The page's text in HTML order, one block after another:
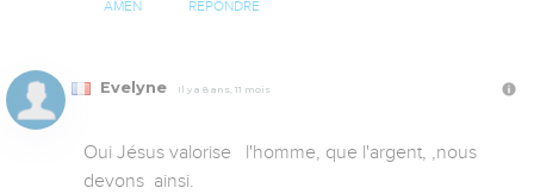
AMEN RÉPONDRE
Evelyne Il y a 8 ans, 11 mois
Oui Jésus valorise   l'homme, que l'argent, ,nous
devons  ainsi.